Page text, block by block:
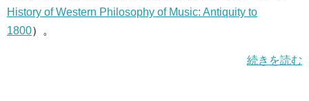
History of Western Philosophy of Music: Antiquity to
1800）。
続きを読む